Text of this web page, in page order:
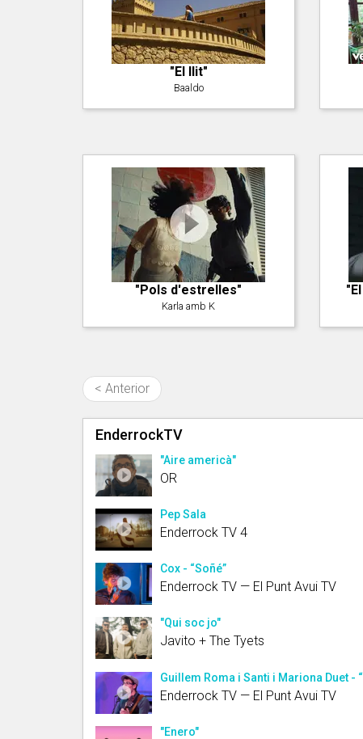
"El llit"
Baaldo
"Pols d'estrelles"
Karla amb K
< Anterior
EnderrockTV
"Aire americà"
OR
Pep Sala
Enderrock TV 4
Cox - “Soñé”
Enderrock TV — El Punt Avui TV
"Qui soc jo"
Javito + The Tyets
Guillem Roma i Santi i Mariona Duet -
Enderrock TV — El Punt Avui TV
"Enero"